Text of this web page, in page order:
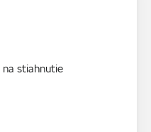
stiahnutie